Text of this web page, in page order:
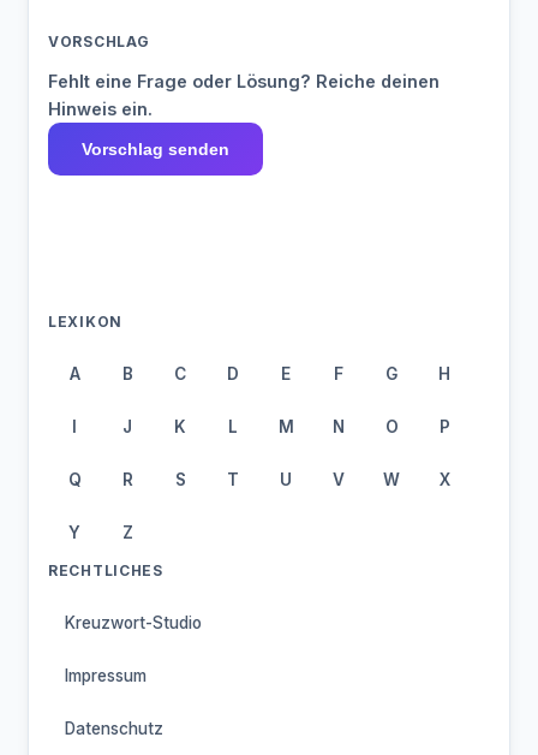
VORSCHLAG
Fehlt eine Frage oder Lösung? Reiche deinen
Hinweis ein.
Vorschlag senden
LEXIKON
A B C D E F G H
I J K L M N O P
Q R S T U V W X
Y Z
RECHTLICHES
Kreuzwort-Studio
Impressum
Datenschutz